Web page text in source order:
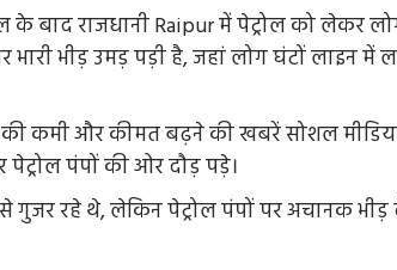
के बाद राजधानी Raipur में पेट्रोल को लेकर
भारी भीड़ उमड़ पड़ी है, जहां लोग घंटों लाइन में
कमी और कीमत बढ़ने की खबरें सोशल
पंपों की ओर दौड़ पड़े।
गुजर रहे थे, लेकिन पेट्रोल पंपों पर अचानक